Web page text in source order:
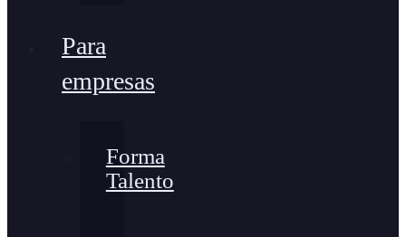
Para
empresas
Forma
Talento